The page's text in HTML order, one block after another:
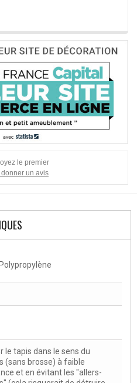
le premier
donner un avis
le tapis dans le sens du
(sans brosse) à faible
et en évitant les "allers-